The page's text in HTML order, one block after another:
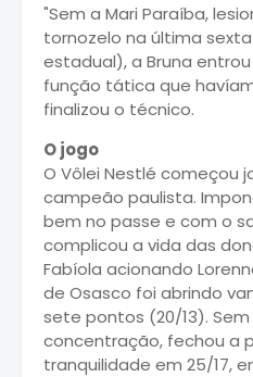
"Sem a Mari Paraíba,
tornozelo na última
estadual), a Bruna
função tática que
finalizou o técnico.
O jogo
O Vôlei Nestlé começou
campeão paulista.
bem no passe e com o
complicou a vida das
Fabíola acionando
de Osasco foi abrindo
sete pontos (20/13).
concentração, fechou a
tranquilidade em 25/17,